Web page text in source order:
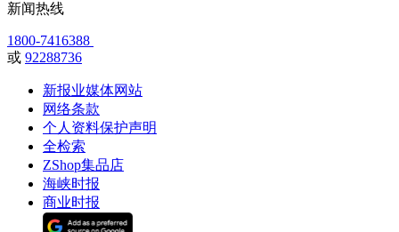
新闻热线
1800-7416388
或 92288736
新报业媒体网站
网络条款
个人资料保护声明
全检索
ZShop集品店
海峡时报
商业时报